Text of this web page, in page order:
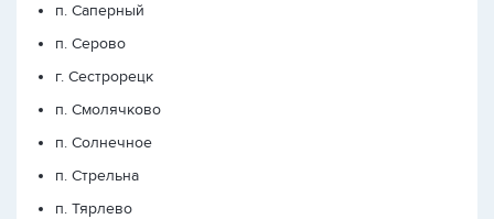
п. Саперный
п. Серово
г. Сестрорецк
п. Смолячково
п. Солнечное
п. Стрельна
п. Тярлево